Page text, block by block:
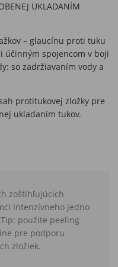
UKLADANÍM
– glaucínu proti tuku
účinným spojencom v boji
so zadržiavaním vody a
protitukovej zložky pre
ukladaním tukov.
zoštíhľujúcich
intenzívneho jedno
použite peeling
pre podporu
zložiek.